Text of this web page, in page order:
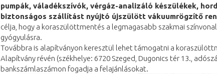
pumpák, váladékszívók, vérgáz-analizáló készülékek,
biztonságos szállítást nyújtó újszülött vákuumrögzítő
célja, hogy a koraszülöttmentés a legmagasabb szakmai
gyógyulásra.
Továbbra is alapítványon keresztül lehet támogatni a
Alapítvány révén (székhelye: 6720 Szeged, Dugonics tér 13.,
bankszámlaszámon fogadja a felajánlásokat.